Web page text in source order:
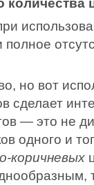
полное
но вот
сделает
— это не
одного и
коричневых